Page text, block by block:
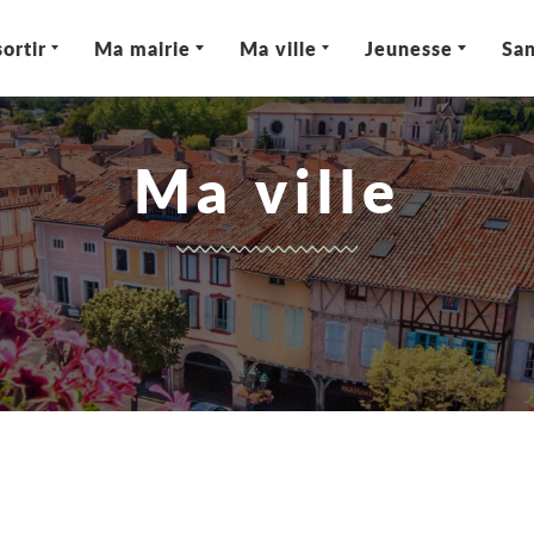
Ma mairie Ma ville Jeunesse
Ma ville